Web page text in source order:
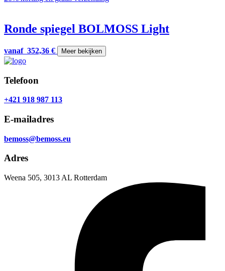
Ronde spiegel BOLMOSS Light
vanaf 352,36 € Meer bekijken
Telefoon
+421 918 987 113
E-mailadres
bemoss@bemoss.eu
Adres
Weena 505, 3013 AL Rotterdam